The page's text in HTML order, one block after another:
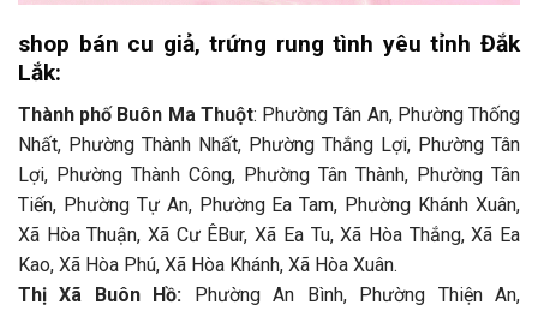
shop bán cu giả, trứng rung tình yêu tỉnh Đắk
Lắk:
Thành phố Buôn Ma Thuột: Phường Tân An, Phường Thống
Nhất, Phường Thành Nhất, Phường Thắng Lợi, Phường Tân
Lợi, Phường Thành Công, Phường Tân Thành, Phường Tân
Tiến, Phường Tự An, Phường Ea Tam, Phường Khánh Xuân,
Xã Hòa Thuận, Xã Cư ÊBur, Xã Ea Tu, Xã Hòa Thắng, Xã Ea
Kao, Xã Hòa Phú, Xã Hòa Khánh, Xã Hòa Xuân.
Thị Xã Buôn Hồ: Phường An Bình, Phường Thiện An,